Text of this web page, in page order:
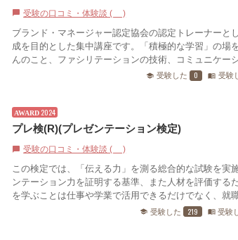
chat_bubble 受験の口コミ・体験談 (0)
ブランド・マネージャー認定協会の認定トレーナーと
成を目的とした集中講座です。「積極的な学習」の場
んのこと、ファシリテーションの技術、コミュニケー
school 受験した 0 menu_book 受験
AWARD 2024
プレ検(R)(プレゼンテーション検定)
chat_bubble 受験の口コミ・体験談 (0)
この検定では、「伝える力」を測る総合的な試験を実
ンテーション力を証明する基準、また人材を評価する
を学ぶことは仕事や学業で活用できるだけでなく、就
school 受験した 219 menu_book 受験